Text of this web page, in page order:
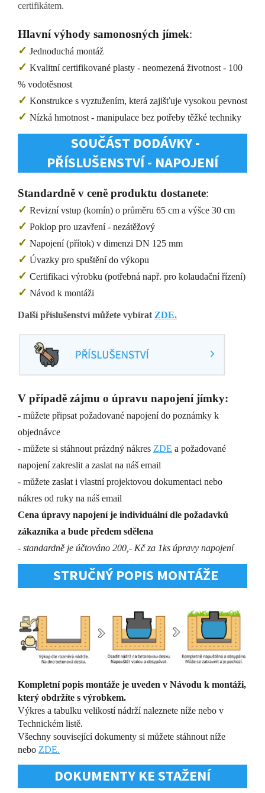
certifikátem.
Hlavní výhody samonosných jímek:
✓ Jednoduchá montáž
✓ Kvalitní certifikované plasty - neomezená životnost - 100
% vodotěsnost
✓ Konstrukce s vyztužením, která zajišťuje vysokou pevnost
✓ Nízká hmotnost - manipulace bez potřeby těžké techniky
SOUČÁST DODÁVKY -
PŘÍSLUŠENSTVÍ - NAPOJENÍ
Standardně v ceně produktu dostanete:
✓ Revizní vstup (komín) o průměru 65 cm a výšce 30 cm
✓ Poklop pro uzavření - nezátěžový
✓ Napojení (přítok) v dimenzi DN 125 mm
✓ Úvazky pro spuštění do výkopu
✓ Certifikaci výrobku (potřebná např. pro kolaudační řízení)
✓ Návod k montáži
Další příslušenství můžete vybírat ZDE.
V případě zájmu o úpravu napojení jímky:
- můžete připsat požadované napojení do poznámky k
objednávce
- můžete si stáhnout prázdný nákres ZDE a požadované
napojení zakreslit a zaslat na náš email
- můžete zaslat i vlastní projektovou dokumentaci nebo
nákres od ruky na náš email
Cena úpravy napojení je individuální dle požadavků
zákazníka a bude předem sdělena
- standardně je účtováno 200,- Kč za 1ks úpravy napojení
STRUČNÝ POPIS MONTÁŽE
Kompletní popis montáže je uveden v Návodu k montáži,
který obdržíte s výrobkem.
Výkres a tabulku velikostí nádrží naleznete níže nebo v
Technickém listě.
Všechny související dokumenty si můžete stáhnout níže
nebo ZDE.
DOKUMENTY KE STAŽENÍ